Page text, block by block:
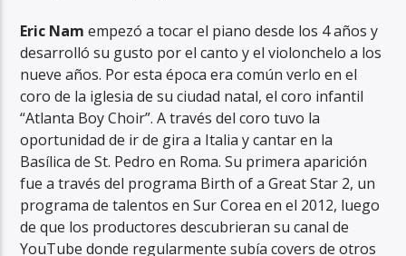
Eric Namempezó a tocar el piano desde los 4 años y
desarrolló su gusto por el canto y el violonchelo a los
nueve años. Por esta época era común verlo en el
coro de la iglesia de su ciudad natal, el coro infantil
“Atlanta Boy Choir”. A través del coro tuvo la
oportunidad de ir de gira a Italia y cantar en la
Basílica de St. Pedro en Roma. Su primera aparición
fue a través del programa Birth of a Great Star 2, un
programa de talentos en Sur Corea en el 2012, luego
de que los productores descubrieran su canal de
YouTube donde regularmente subía covers de otros